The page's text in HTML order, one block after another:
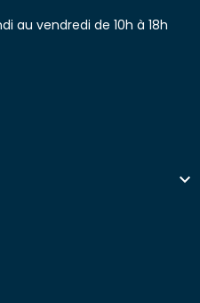
au vendredi de 10h à 18h
